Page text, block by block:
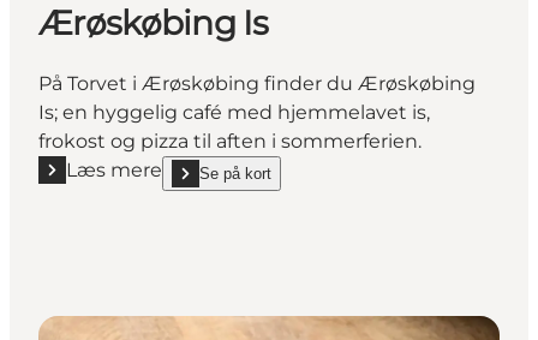
Ærøskøbing Is
På Torvet i Ærøskøbing finder du Ærøskøbing
Is; en hyggelig café med hjemmelavet is,
frokost og pizza til aften i sommerferien.
Læs mere
Læs mere "Ærøskøbing Is"
Se på kort
show Ærøskøbing Is on_map